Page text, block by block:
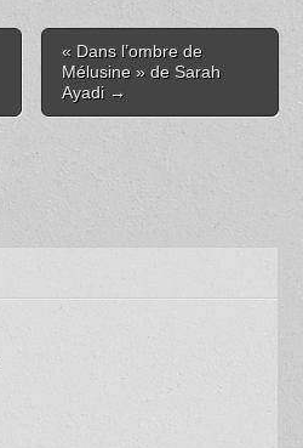
« Dans l’ombre de
Mélusine » de Sarah
Ayadi →